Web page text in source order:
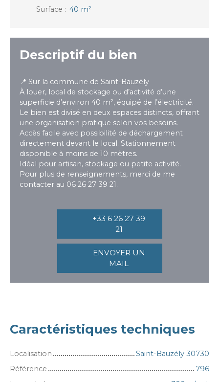
Surface : 40 m²
Descriptif du bien
📍 Sur la commune de Saint-Bauzély
À louer, local de stockage ou d’activité d’une
superficie d’environ 40 m², équipé de l’électricité.
Le bien est divisé en deux espaces distincts, offrant
une organisation pratique selon vos besoins.
Accès facile avec possibilité de déchargement
directement devant le local. Stationnement
disponible à moins de 10 mètres.
Idéal pour artisan, stockage ou petite activité.
Pour plus de renseignements, merci de me
contacter au 06 26 27 39 21.
+33 6 26 27 39
21
ENVOYER UN
MAIL
Caractéristiques techniques
Localisation
Saint-Bauzély 30730
Référence
796